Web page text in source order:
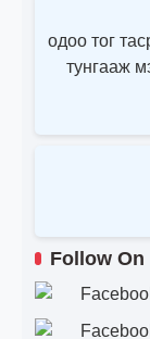
одоо тог
тунгааж
Follow